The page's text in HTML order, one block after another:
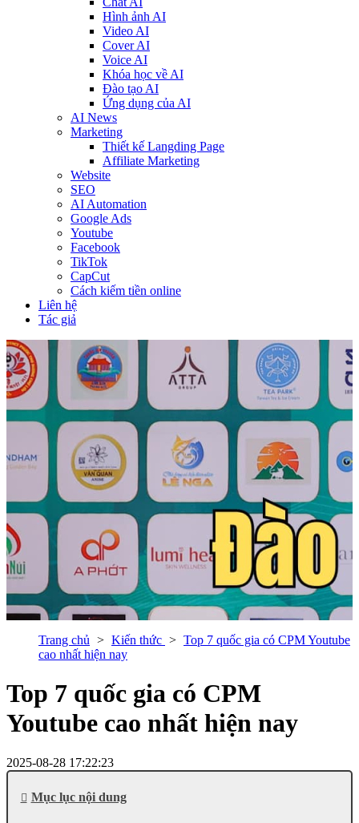
Hình ảnh AI
Video AI
Cover AI
Voice AI
Khóa học về AI
Đào tạo AI
Ứng dụng của AI
AI News
Marketing
Thiết kế Langding Page
Affiliate Marketing
Website
SEO
AI Automation
Google Ads
Youtube
Facebook
TikTok
CapCut
Cách kiếm tiền online
Liên hệ
Tác giả
Trang chủ Kiến thức
Top 7 quốc gia có CPM Youtube
cao nhất hiện nay
Top 7 quốc gia có CPM
Youtube cao nhất hiện nay
2025-08-28 17:22:23
Mục lục nội dung